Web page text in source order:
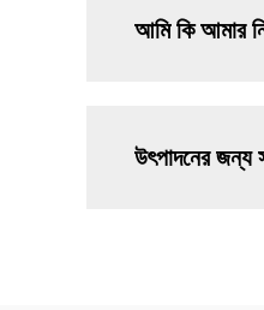
আমি কি আমার
উৎপাদনের জন্য